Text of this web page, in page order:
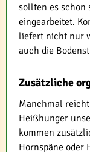
sollten es schon
eingearbeitet.
liefert nicht nur
auch die
Zusätzliche
Manchmal
Heißhunger
kommen
Hornspäne oder